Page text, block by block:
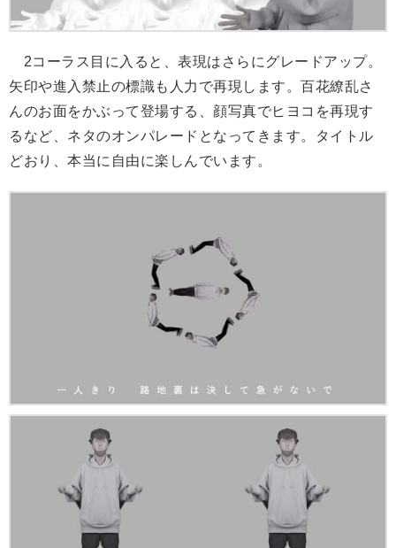
2コーラス目に入ると、表現はさらにグレードアップ。
矢印や進入禁止の標識も人力で再現します。百花繚乱さ
んのお面をかぶって登場する、顔写真でヒヨコを再現す
るなど、ネタのオンパレードとなってきます。タイトル
どおり、本当に自由に楽しんでいます。